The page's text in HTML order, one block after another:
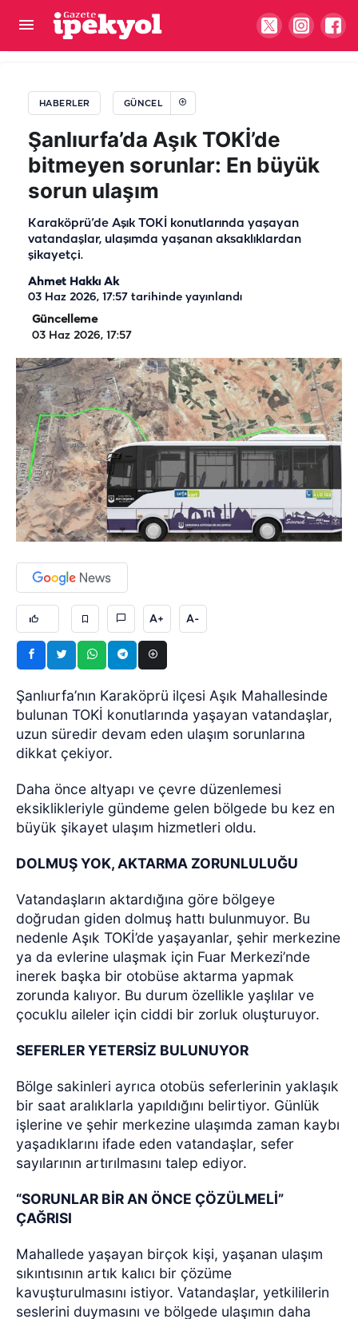
HABERLER GÜNCEL
Şanlıurfa’da Aşık TOKİ’de
bitmeyen sorunlar: En büyük
sorun ulaşım
Karaköprü’de Aşık TOKİ konutlarında yaşayan
vatandaşlar, ulaşımda yaşanan aksaklıklardan
şikayetçi.
Ahmet Hakkı Ak
03 Haz 2026, 17:57 tarihinde yayınlandı
Güncelleme
03 Haz 2026, 17:57
A+ A-
Şanlıurfa’nın Karaköprü ilçesi Aşık Mahallesinde
bulunan TOKİ konutlarında yaşayan vatandaşlar,
uzun süredir devam eden ulaşım sorunlarına
dikkat çekiyor.
Daha önce altyapı ve çevre düzenlemesi
eksiklikleriyle gündeme gelen bölgede bu kez en
büyük şikayet ulaşım hizmetleri oldu.
DOLMUŞ YOK, AKTARMA ZORUNLULUĞU
Vatandaşların aktardığına göre bölgeye
doğrudan giden dolmuş hattı bulunmuyor. Bu
nedenle Aşık TOKİ’de yaşayanlar, şehir merkezine
ya da evlerine ulaşmak için Fuar Merkezi’nde
inerek başka bir otobüse aktarma yapmak
zorunda kalıyor. Bu durum özellikle yaşlılar ve
çocuklu aileler için ciddi bir zorluk oluşturuyor.
SEFERLER YETERSİZ BULUNUYOR
Bölge sakinleri ayrıca otobüs seferlerinin yaklaşık
bir saat aralıklarla yapıldığını belirtiyor. Günlük
işlerine ve şehir merkezine ulaşımda zaman kaybı
yaşadıklarını ifade eden vatandaşlar, sefer
sayılarının artırılmasını talep ediyor.
“SORUNLAR BİR AN ÖNCE ÇÖZÜLMELİ”
ÇAĞRISI
Mahallede yaşayan birçok kişi, yaşanan ulaşım
sıkıntısının artık kalıcı bir çözüme
kavuşturulmasını istiyor. Vatandaşlar, yetkililerin
seslerini duymasını ve bölgede ulaşımın daha
Şanlıurfa’da çiftçilerin feryadı! “Destekler su